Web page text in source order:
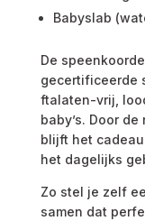
Babyslab
De
gecertificeerde
ftalaten-vrij,
baby’s. Door
blijft het
het dagelijks
Zo stel je zelf
samen dat